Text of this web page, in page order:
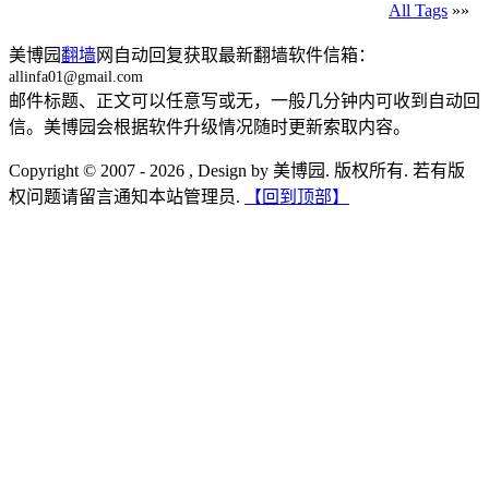
All Tags »»
美博园翻墙网自动回复获取最新翻墙软件信箱：
allinfa01@gmail.com
邮件标题、正文可以任意写或无，一般几分钟内可收到自动回
信。美博园会根据软件升级情况随时更新索取内容。
Copyright © 2007 - 2026 , Design by 美博园. 版权所有. 若有版
权问题请留言通知本站管理员.
【回到顶部】